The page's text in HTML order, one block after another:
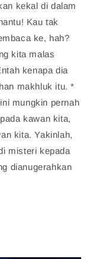
kekal di dalam
Kau tak
ke, hah?
kita malas
kenapa dia
makhluk itu. *
mungkin pernah
kawan kita,
kita. Yakinlah,
misteri kepada
dianugerahkan